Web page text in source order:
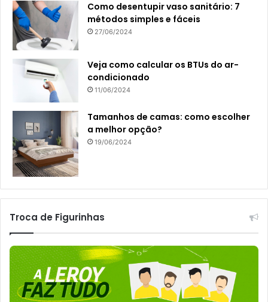
Como desentupir vaso sanitário: 7
métodos simples e fáceis
27/06/2024
Veja como calcular os BTUs do ar-
condicionado
11/06/2024
Tamanhos de camas: como escolher
a melhor opção?
19/06/2024
Troca de Figurinhas